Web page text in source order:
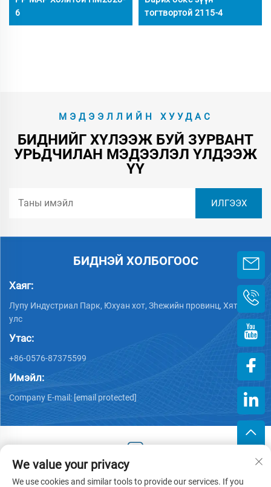
6
тогтвортой 2115-4
МЭДЭЭЛЛИЙН ХУУДАС
БИДНИЙГ ХҮЛЭЭЖ БУЙ ЗУРВАНТ
УРЬДЧИЛАН МЭДЭЭЛЭЛ ҮЛДЭЭЖ
ҮҮ
БИДНЭЙ ХОЛБОГООС
Хаяг:
Лупу Индустриал Парк, Юхуан хот, Зheжийн провинц, Хятад
улс
Утас:
+86-0576-87375599
Имэйл:
Company E-mail: [email protected]
Хууль тогтоогдсон эрх © 2025 Зэцзин Хэнгжийн Пластик
We value your privacy
We use cookies and similar tools to provide our services. If you